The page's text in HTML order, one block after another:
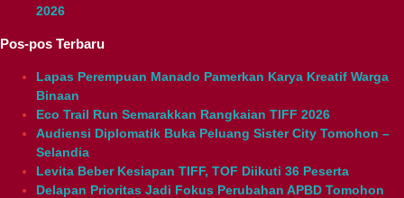
2026
Pos-pos Terbaru
Lapas Perempuan Manado Pamerkan Karya Kreatif Warga
Binaan
Eco Trail Run Semarakkan Rangkaian TIFF 2026
Audiensi Diplomatik Buka Peluang Sister City Tomohon –
Selandia
Levita Beber Kesiapan TIFF, TOF Diikuti 36 Peserta
Delapan Prioritas Jadi Fokus Perubahan APBD Tomohon